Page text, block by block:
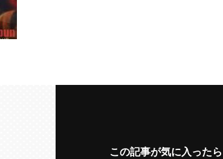
この記事が気に入ったら